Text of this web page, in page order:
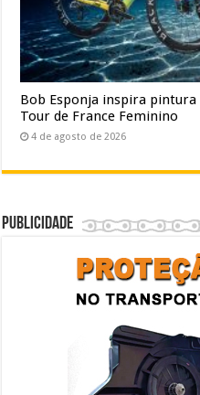
Bob Esponja inspira pintura
Tour de France Feminino
4 de agosto de 2026
Publicidade